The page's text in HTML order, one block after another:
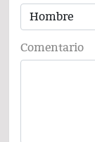
Comentario